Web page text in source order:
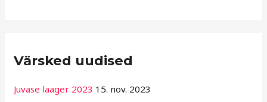
Värsked uudised
Juvase laager 2023 15. nov. 2023
u
r